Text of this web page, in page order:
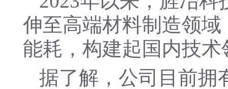
伸至高端材料制造领
能耗，构建起国内技
据了解，公司目前拥